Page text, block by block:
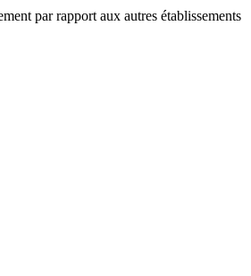
par rapport aux autres établissements